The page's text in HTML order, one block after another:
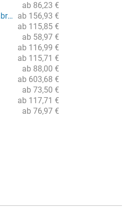
ab 86,23 €
ab 156,93 €
Flug von München nach Münster/Osnabrück
ab 115,85 €
ab 58,97 €
ab 116,99 €
ab 115,71 €
ab 88,00 €
ab 603,68 €
ab 73,50 €
ab 117,71 €
ab 76,97 €